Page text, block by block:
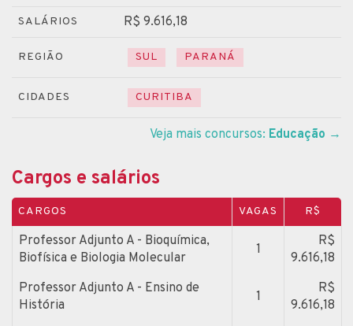
SALÁRIOS R$ 9.616,18
REGIÃO SUL PARANÁ
CIDADES CURITIBA
Veja mais concursos: Educação →
Cargos e salários
CARGOS VAGAS R$
Professor Adjunto A - Bioquímica,
Biofísica e Biologia Molecular
1
R$
9.616,18
Professor Adjunto A - Ensino de
História
1
R$
9.616,18